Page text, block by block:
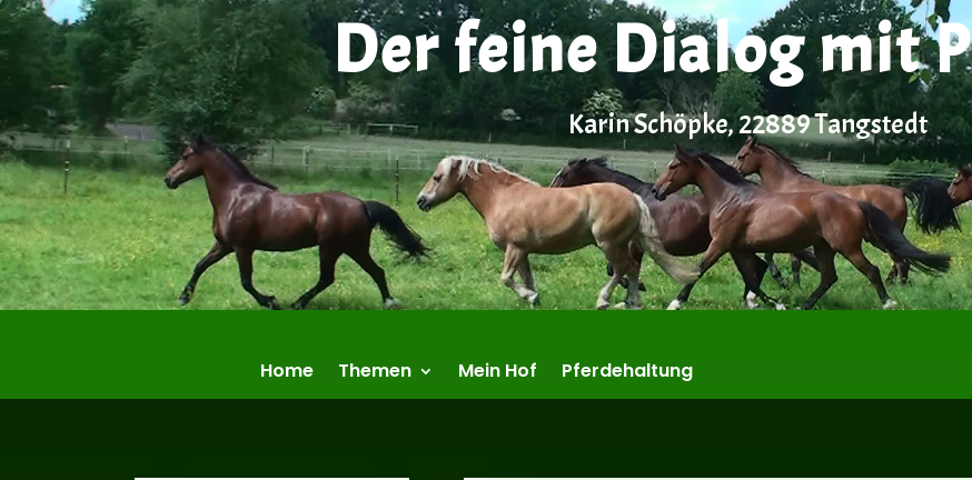
Der feine Dialog mit
Karin Schöpke, 22889 Tangstedt
Home Themen Mein Hof Pferdehaltung